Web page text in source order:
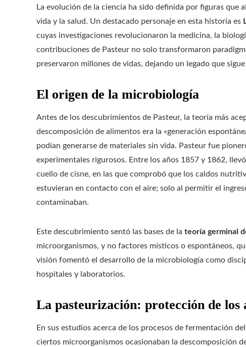
La evolución de la ciencia ha sido definida por figuras
vida y la salud. Un destacado personaje en esta historia es
cuyas investigaciones revolucionaron la medicina, la
contribuciones de Pasteur no solo transformaron
preservaron millones de vidas, dejando un legado que
El origen de la microbiología
Antes de los descubrimientos de Pasteur, la teoría más
descomposición de alimentos era la «generación
podían generarse de materiales sin vida. Pasteur fue
experimentales rigurosos. Entre los años 1857 y 1862,
cuello de cisne, en las que comprobó que los caldos
estuvieran en contacto con el aire; solo al permitir el
contaminaban.
Este descubrimiento sentó las bases de la teoría germinal
microorganismos, y no factores místicos o espontáneos,
visión fomentó el desarrollo de la microbiología como
hospitales y laboratorios.
La pasteurización: protección de los
En sus estudios acerca de los procesos de fermentación
ciertos microorganismos ocasionaban la descomposición